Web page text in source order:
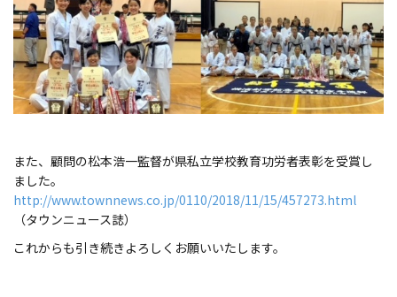
また、顧問の松本浩一監督が県私立学校教育功労者表彰を受賞し
ました。
http://www.townnews.co.jp/0110/2018/11/15/457273.html
（タウンニュース誌）
これからも引き続きよろしくお願いいたします。